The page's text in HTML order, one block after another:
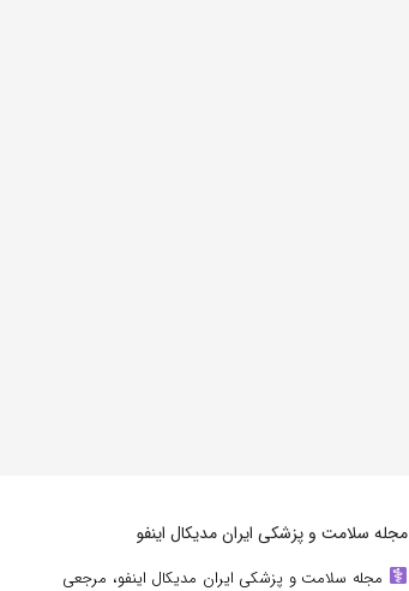
مجله سلامت و پزشکی ایران مدیکال اینفو
مجله سلامت و پزشکی ایران مدیکال اینفو، مرجعی